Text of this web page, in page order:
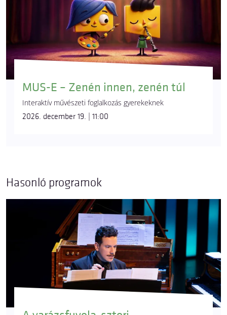
MUS-E – Zenén innen, zenén túl
Interaktív művészeti foglalkozás gyerekeknek
2026. december 19. | 11:00
Hasonló programok